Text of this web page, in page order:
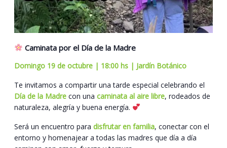
Caminata por el Día de la Madre
Domingo 19 de octubre | 18:00 hs | Jardín Botánico
Te invitamos a compartir una tarde especial celebrando el
Día de la Madre con unacaminata al aire libre, rodeados de
naturaleza, alegría y buena energía.
Será un encuentro paradisfrutar en familia, conectar con el
entorno y homenajear a todas las madres que día a día